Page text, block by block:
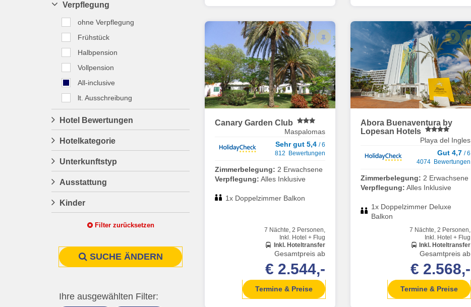
Verpflegung
ohne Verpflegung
Frühstück
Halbpension
Vollpension
All-inclusive
lt. Ausschreibung
Hotel Bewertungen
Hotelkategorie
Unterkunftstyp
Ausstattung
Kinder
Filter zurücksetzen
SUCHE ÄNDERN
Ihre ausgewählten Filter:
Canary Garden Club
Maspalomas
Sehr gut 5,4 / 6
812 Bewertungen
Zimmerbelegung: 2 Erwachsene
Verpflegung: Alles Inklusive
1x Doppelzimmer Balkon
7 Nächte, 2 Personen,
Inkl. Hotel + Flug
Inkl. Hoteltransfer
Gesamtpreis ab
€ 2.544,-
Termine & Preise
Abora Buenaventura by
Lopesan Hotels
Playa del Ingles
Gut 4,7/ 6
4074 Bewertungen
Zimmerbelegung: 2 Erwachsene
Verpflegung: Alles Inklusive
1x Doppelzimmer Deluxe
Balkon
7 Nächte, 2 Personen,
Inkl. Hotel + Flug
Inkl. Hoteltransfer
Gesamtpreis ab
€ 2.568,-
Termine & Preise